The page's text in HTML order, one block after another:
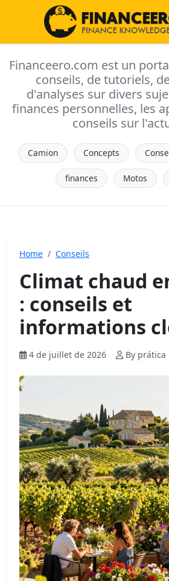
Financeero.com est un
conseils, de tutoriels,
d'analyses sur divers
finances personnelles, les
conseils sur
Camion Concepts
finances Motos
Home Conseils
Climat chaud
: conseils et
informations
4 de juillet de 2026 By prática